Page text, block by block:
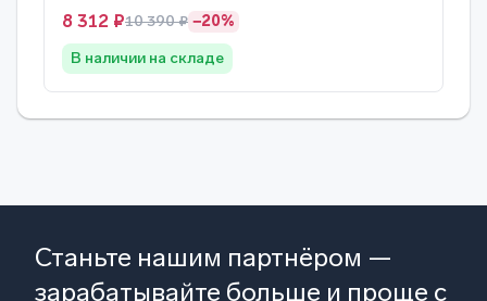
8 312 ₽10 390 ₽ −20%
В наличии на складе
Станьте нашим партнёром —
зарабатывайте больше и проще с